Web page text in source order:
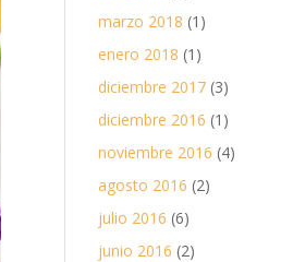
marzo 2018 (1)
enero 2018 (1)
diciembre 2017 (3)
diciembre 2016 (1)
noviembre 2016 (4)
agosto 2016 (2)
julio 2016 (6)
junio 2016 (2)